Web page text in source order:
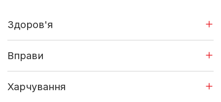
Здоров'я
Вправи
Харчування